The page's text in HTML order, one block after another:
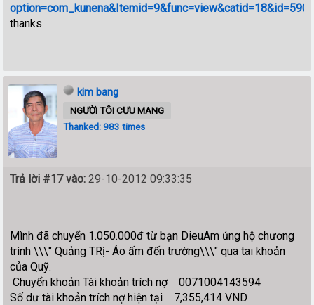
thanks
kim bang
NGƯỜI TÔI CƯU MANG
Thanked: 983 times
Trả lời #17 vào: 29-10-2012 09:33:35
Mình đã chuyển 1.050.000đ từ bạn DieuAm ủng hộ chương
trình \\\" Quảng TRị- Áo ấm đến trường\\\" qua tai khoản
của Quỹ.
Chuyển khoản Tài khoản trích nợ 0071004143594
Số dư tài khoản trích nợ hiện tại 7,355,414 VND